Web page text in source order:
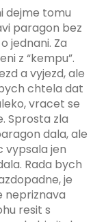
dejme tomu
paragon bez
jednani. Za
z “kempu”.
a vyjezd, ale
chtela dat
vracet se
Sprosta zla
dala, ale
vypsala jen
Rada bych
je
nepriznava
resit s